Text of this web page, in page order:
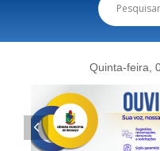
Quinta-feira,